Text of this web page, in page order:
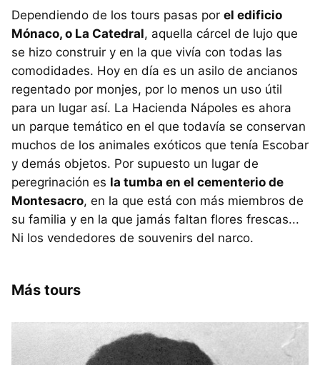
Dependiendo de los tours pasas por el edificio
Mónaco, o La Catedral, aquella cárcel de lujo que
se hizo construir y en la que vivía con todas las
comodidades. Hoy en día es un asilo de ancianos
regentado por monjes, por lo menos un uso útil
para un lugar así. La Hacienda Nápoles es ahora
un parque temático en el que todavía se conservan
muchos de los animales exóticos que tenía Escobar
y demás objetos. Por supuesto un lugar de
peregrinación es la tumba en el cementerio de
Montesacro, en la que está con más miembros de
su familia y en la que jamás faltan flores frescas...
Ni los vendedores de souvenirs del narco.
Más tours